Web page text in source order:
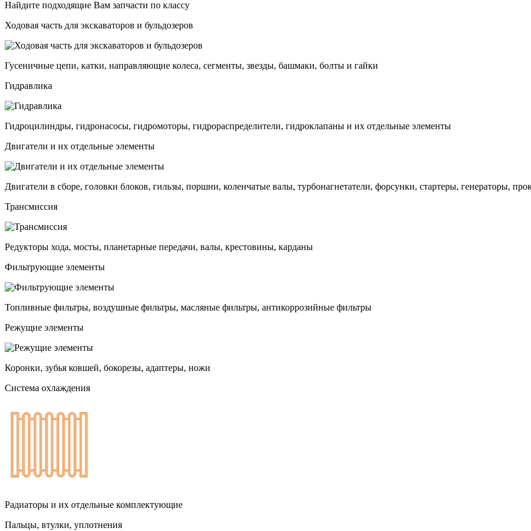
Найдите подходящие Вам запчасти по классу
Ходовая часть для экскаваторов и бульдозеров
Гусеничные цепи, катки, направляющие колеса, сегменты, звезды, башмаки, болты и гайки
Гидравлика
Гидроцилиндры, гидронасосы, гидромоторы, гидрораспределители, гидроклапаны и их отдельные элементы
Двигатели и их отдельные элементы
Двигатели в сборе, головки блоков, гильзы, поршни, коленчатые валы, турбонагнетатели, форсунки, стартеры, генераторы,
Трансмиссия
Редукторы хода, мосты, планетарные передачи, валы, крестовины, карданы
Фильтрующие элементы
Топливные фильтры, воздушные фильтры, масляные фильтры, антикоррозийные фильтры
Режущие элементы
Коронки, зубья ковшей, бокорезы, адаптеры, ножи
Система охлаждения
Радиаторы и их отдельные комплектующие
Пальцы, втулки, уплотнения